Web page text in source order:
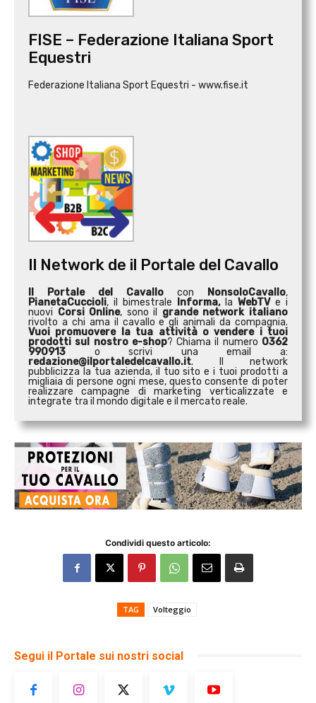
FISE – Federazione Italiana Sport
Equestri
Federazione Italiana Sport Equestri - www.fise.it
Il Network de il Portale del Cavallo
Il Portale del Cavallo con NonsoloCavallo,
PianetaCuccioli, il bimestrale Informa,laWebTVe i
nuovi Corsi Online, sono il grande network italiano
rivolto a chi ama il cavallo e gli animali da compagnia.
Vuoi promuovere la tua attività ovendere i tuoi
prodotti sul nostro e-shop? Chiama il numero 0362
990913 o scrivi una email a:
redazione@ilportaledelcavallo.it. Il network
pubblicizza la tua azienda, il tuo sito e i tuoi prodotti a
migliaia di persone ogni mese, questo consente di poter
realizzare campagne di marketing verticalizzate e
integrate tra il mondo digitale e il mercato reale.
Condividi questo articolo:
TAG Volteggio
Segui il Portale sui nostri social